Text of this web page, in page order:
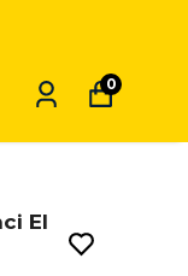
0
El